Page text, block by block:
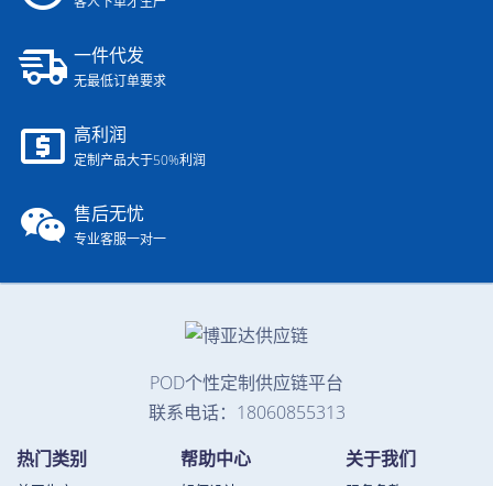
一件代发
无最低订单要求
高利润
定制产品大于50%利润
售后无忧
专业客服一对一
POD个性定制供应链平台
联系电话：18060855313
热门类别
帮助中心 关于我们